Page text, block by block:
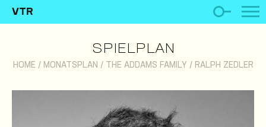
VTR
SPIELPLAN
HOME / MONATSPLAN / THE ADDAMS FAMILY / RALPH ZEDLER